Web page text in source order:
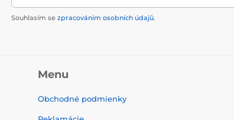
Souhlasím se zpracováním osobních údajů.
Menu
Obchodné podmienky